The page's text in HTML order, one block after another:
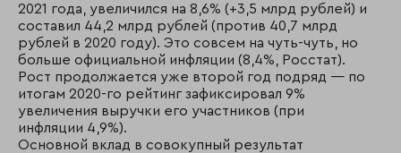
2021 года, увеличился на 8,6% (+3,5 млрд рублей) и
составил 44,2 млрд рублей (против 40,7 млрд
рублей в 2020 году). Это совсем на чуть-чуть, но
больше официальной инфляции (8,4%, Росстат).
Рост продолжается уже второй год подряд — по
итогам 2020-го рейтинг зафиксировал 9%
увеличения выручки его участников (при
инфляции 4,9%).
Основной вклад в совокупный результат